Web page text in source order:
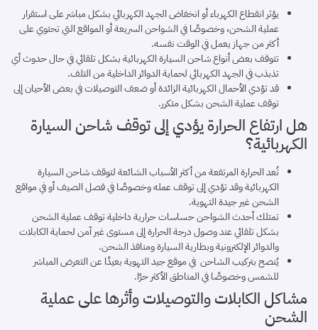
يؤثر انقطاع الكهرباء أو انخفاض الجهد الكهربائي بشكل مباشر على استقرار
عملية الشحن، وخصوصًا في الشواحن السريعة أو المواقع التي تحتوي على
أكثر من جهاز يعمل في الوقت نفسه.
تتوقف بعض أنواع شاحن السيارة الكهربائية بشكل تلقائي في حال حدوث أي
تذبذب في الجهد الكهربائي لحماية الدوائر الداخلية من التلف.
قد تؤدي الأحمال الكهربائية الزائدة أو ضعف التوصيلات في بعض الأحيان إلى
توقف عملية الشحن بشكل متكرر.
هل ارتفاع الحرارة يؤدي إلى توقف شاحن السيارة
الكهربائية؟
تُعد الحرارة المرتفعة من أكثر الأسباب الشائعة لتوقف شاحن السيارة
الكهربائية وقد تؤدي إلى توقف عمله وخصوصًا في فصل الصيف أو في مواقع
الشحن غير جيدة التهوية.
تمتلك أحدث الشواحن حساسات حرارية داخلية توقف عملية الشحن
بشكل تلقائي عند وصول درجة الحرارة إلى مستوى غير آمن لحماية الكابلات
والدوائر الإلكترونية وبطارية السيارة ومنافذ الشحن.
يُنصح بتركيب الشاحن في موقع جيد التهوية بعيدًا عن التعرض المباشر
للشمس وخصوصًا في المناطق الأكثر حرًا.
مشاكل الكابلات والتوصيلات وأثرها على عملية
الشحن